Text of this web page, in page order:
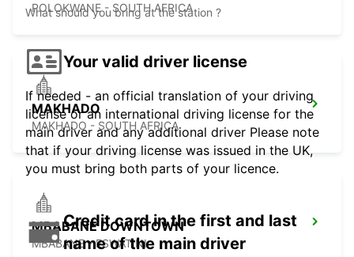
POLOKWANE - SOUTH AFRICA
MAKHADO
MAKHADO - SOUTH AFRICA
MBABANE DOWNTOWN
MBABANE - ESWATINI
What should you bring at the station ?
Your valid driver license
If needed - an official translation of your driving
license or an international driving license for the
main driver and any additional driver Please note
that if your driving license was issued in the UK,
you must bring both parts of your licence.
Credit card in the first and last
name of the main driver